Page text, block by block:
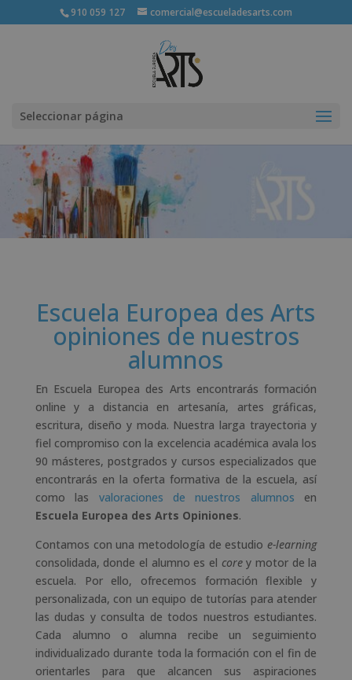
910 059 127 comercial@escueladesarts.com
Seleccionar página
Escuela Europea des Arts
opiniones de nuestros
alumnos
En Escuela Europea des Arts encontrarás formación
online y a distancia en artesanía, artes gráficas,
escritura, diseño y moda. Nuestra larga trayectoria y
fiel compromiso con la excelencia académica avala los
90 másteres, postgrados y cursos especializados que
encontrarás en la oferta formativa de la escuela, así
como las valoraciones de nuestros alumnos en
Escuela Europea des Arts Opiniones.
Contamos con una metodología de estudio e-learning
consolidada, donde el alumno es el corey motor de la
escuela. Por ello, ofrecemos formación flexible y
personalizada, con un equipo de tutorías para atender
las dudas y consulta de todos nuestros estudiantes.
Cada alumno o alumna recibe un seguimiento
individualizado durante toda la formación con el fin de
orientarles para que alcancen sus aspiraciones